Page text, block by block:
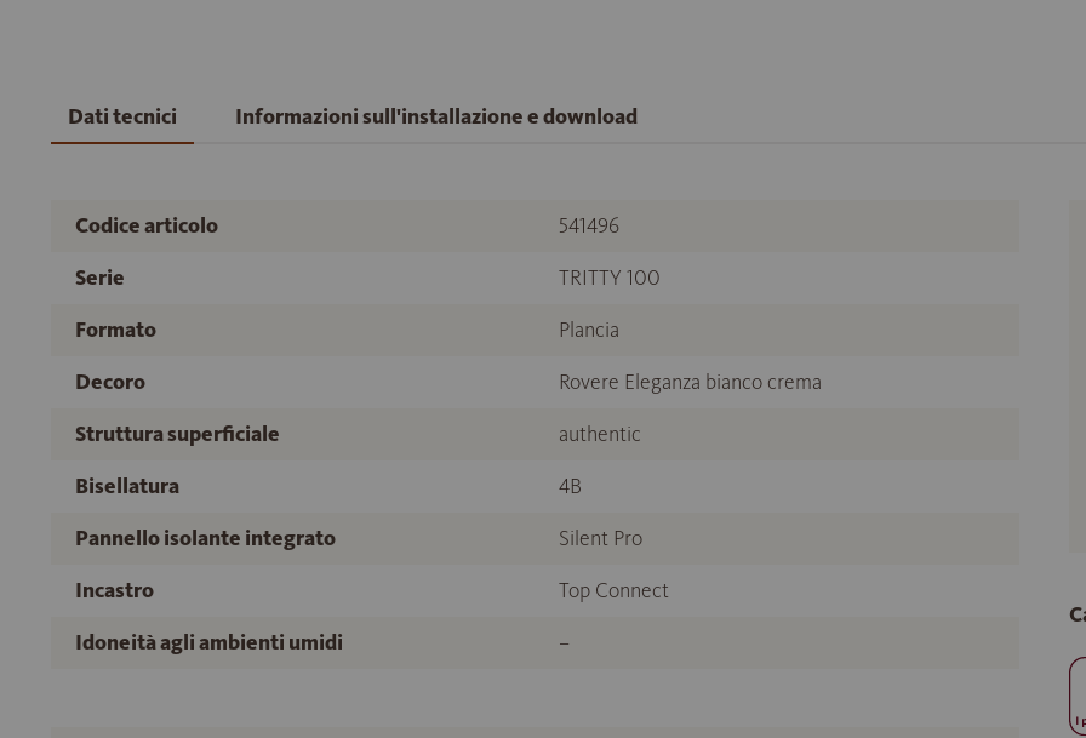
Dati tecnici Informazioni sull'installazione e download
Codice articolo
541496
Serie
TRITTY 100
Formato
Plancia
Decoro
Rovere Eleganza bianco crema
Struttura superficiale
authentic
Bisellatura
4B
Pannello isolante integrato
Silent Pro
Incastro
Top Connect
Idoneità agli ambienti umidi
–